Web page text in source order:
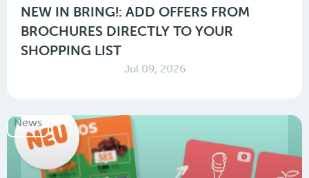
NEW IN BRING!: ADD OFFERS FROM
BROCHURES DIRECTLY TO YOUR
SHOPPING LIST
Jul 09, 2026
News